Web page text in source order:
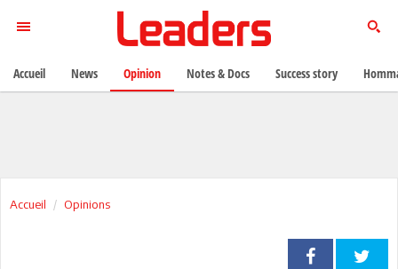
Accueil Opinions
Accueil News Opinion Notes & Docs Success story